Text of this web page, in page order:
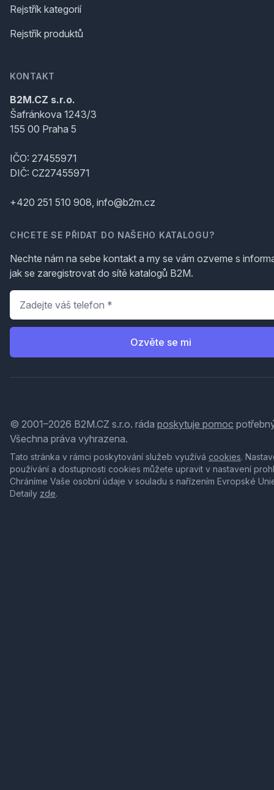
Rejstřík kategorií
Rejstřík produktů
KONTAKT
B2M.CZ s.r.o.
Šafránkova 1243/3
155 00 Praha 5
IČO: 27455971
DIČ: CZ27455971
+420 251 510 908, info@b2m.cz
CHCETE SE PŘIDAT DO NAŠEHO KATALOGU?
Nechte nám na sebe kontakt a my se vám ozveme s
jak se zaregistrovat do sítě katalogů B2M.
Telefon
Ozvěte se mi
© 2001–2026 B2M.CZ s.r.o. ráda poskytuje pomoc
Všechna práva vyhrazena.
Tato stránka v rámci poskytování služeb využívá cookies.
používání a dostupnosti cookies můžete upravit v nastavení
Chráníme Vaše osobní údaje v souladu s nařízením Evropské
Detaily zde.